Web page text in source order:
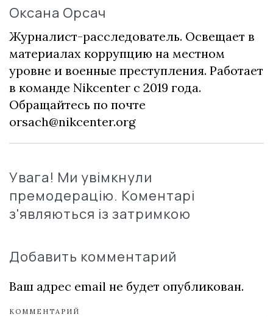
Оксана Орсач
Журналист-расследователь. Освещает в
материалах коррупцию на местном
уровне и военные преступления. Работает
в команде Nikcenter с 2019 года.
Обращайтесь по почте
orsach@nikcenter.org
Увага! Ми увімкнули
премодерацію. Коментарі
з'являються із затримкою
Добавить комментарий
Ваш адрес email не будет опубликован.
КОММЕНТАРИЙ